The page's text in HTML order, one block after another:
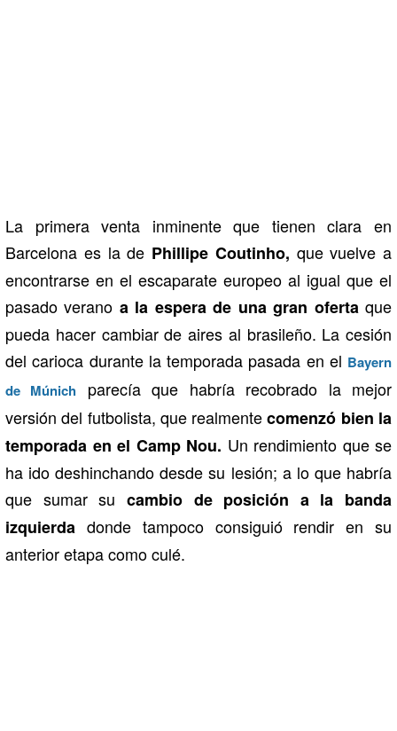
La primera venta inminente que tienen clara en
Barcelona es la de Phillipe Coutinho, que vuelve a
encontrarse en el escaparate europeo al igual que el
pasado verano a la espera de una gran oferta que
pueda hacer cambiar de aires al brasileño. La cesión
del carioca durante la temporada pasada en el Bayern
de Múnich
parecía que habría recobrado la mejor
versión del futbolista, que realmentecomenzó bien la
temporada en el Camp Nou. Un rendimiento que se
ha ido deshinchando desde su lesión; a lo que habría
que sumar su cambio de posición a la banda
izquierda donde tampoco consiguió rendir en su
anterior etapa como culé.